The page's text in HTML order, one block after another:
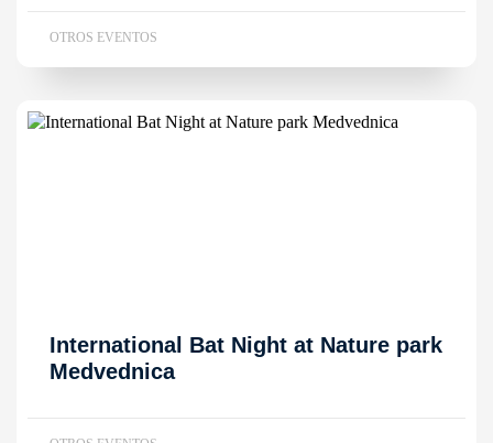
OTROS EVENTOS
International Bat Night at Nature park
Medvednica